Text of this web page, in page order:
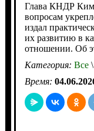
Глава КНДР
вопросам
издал
их развитию в
отношении. Об
Категория: Все\
Время: